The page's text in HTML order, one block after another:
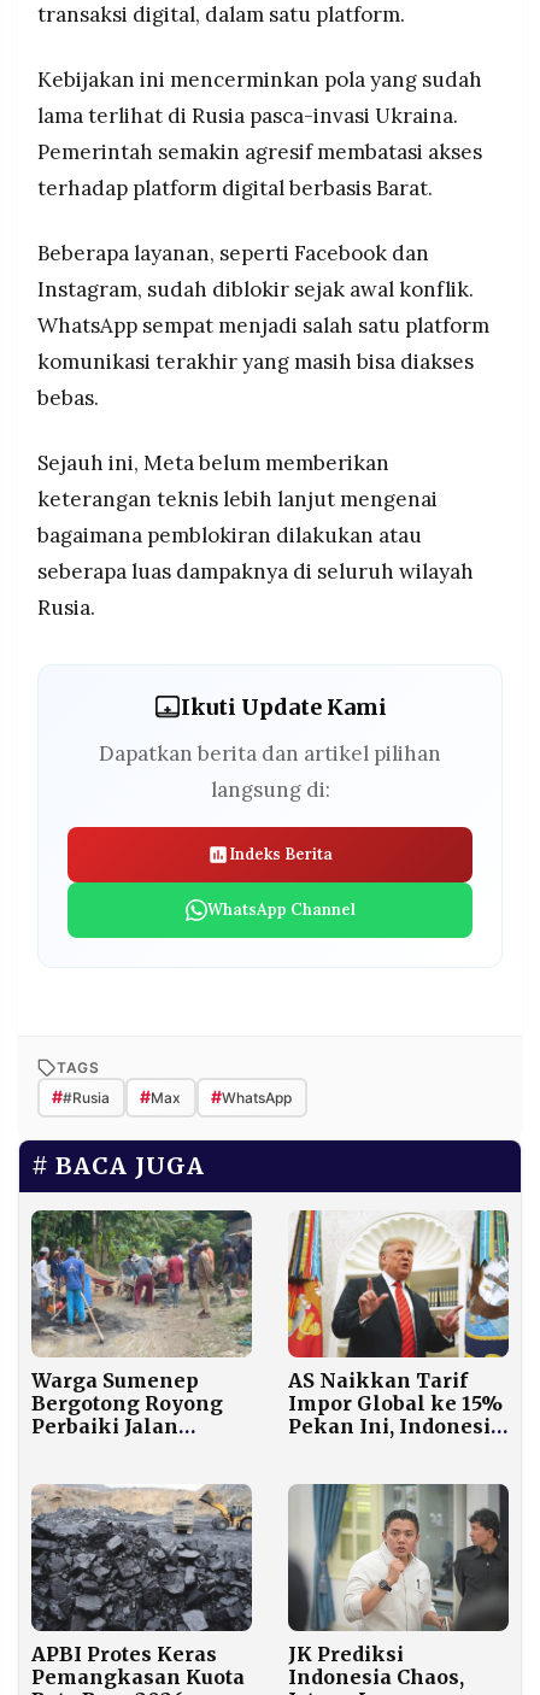
transaksi digital, dalam satu platform.
Kebijakan ini mencerminkan pola yang sudah
lama terlihat di Rusia pasca-invasi Ukraina.
Pemerintah semakin agresif membatasi akses
terhadap platform digital berbasis Barat.
Beberapa layanan, seperti Facebook dan
Instagram, sudah diblokir sejak awal konflik.
WhatsApp sempat menjadi salah satu platform
komunikasi terakhir yang masih bisa diakses
bebas.
Sejauh ini, Meta belum memberikan
keterangan teknis lebih lanjut mengenai
bagaimana pemblokiran dilakukan atau
seberapa luas dampaknya di seluruh wilayah
Rusia.
Ikuti Update Kami
Dapatkan berita dan artikel pilihan
langsung di:
Indeks Berita
WhatsApp Channel
TAGS
##Rusia #Max #WhatsApp
BACA JUGA
Warga Sumenep
Bergotong Royong
Perbaiki Jalan
Live TikTok
AS Naikkan Tarif
Impor Global ke 15%
Pekan Ini, Indonesia
Persen
APBI Protes Keras
Pemangkasan Kuota
JK Prediksi
Indonesia Chaos,